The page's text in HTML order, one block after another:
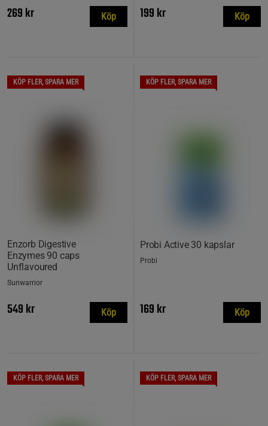
269 kr Köp 199 kr Köp
KÖP FLER, SPARA MER
Enzorb Digestive
Enzymes 90 caps
Unflavoured
Sunwarrior
549 kr Köp
KÖP FLER, SPARA MER
Probi Active 30 kapslar
Probi
169 kr Köp
KÖP FLER, SPARA MER KÖP FLER, SPARA MER